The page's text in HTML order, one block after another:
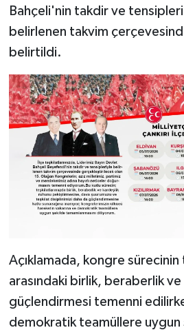
Bahçeli'nin takdir ve
belirlenen takvim
belirtildi.
Açıklamada, kongre
arasındaki birlik, beraberlik
güçlendirmesi temenni
demokratik teamüllere uygun